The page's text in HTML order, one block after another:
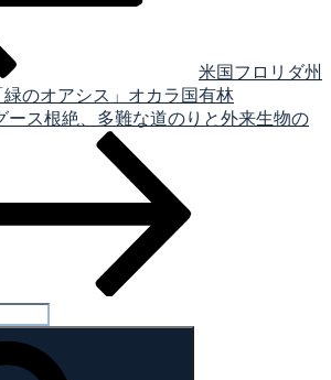
米国フロリダ州
のオアシス」オカラ国有林
ース根絶、多難な道のりと外来生物の